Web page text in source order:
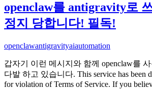
openclaw를 antigravity로
정지 당합니다! 필독!
openclawantigravityaiautomation
갑자기 이런 메시지와 함께 openclaw를
다발 하고 있습니다. This service has been
for violation of Terms of Service. If you